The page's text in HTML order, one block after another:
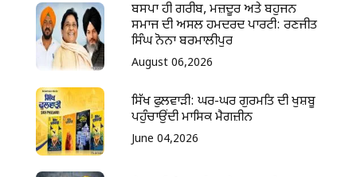
ਬਸਪਾ ਹੀ ਗਰੀਬ, ਮਜ਼ਦੂਰ ਅਤੇ ਬਹੁਜਨ
ਸਮਾਜ ਦੀ ਅਸਲ ਹਮਦਰਦ ਪਾਰਟੀ: ਰਣਜੀਤ
ਸਿੰਘ ਨੋਨਾ ਬਰਮਾਲੀਪੁਰ
August 06,2026
ਸਿੱਖ ਫੁਲਵਾੜੀ: ਘਰ-ਘਰ ਗੁਰਮਤਿ ਦੀ ਖੁਸ਼ਬੂ
ਪਹੁੰਚਾਉਂਦੀ ਮਾਸਿਕ ਮੈਗਜ਼ੀਨ
June 04,2026